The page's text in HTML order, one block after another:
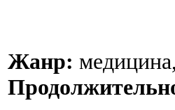
Жанр: медицина,